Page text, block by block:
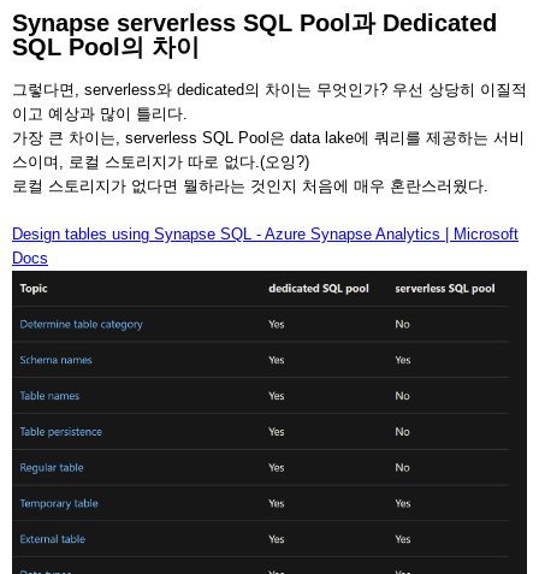
Synapse serverless SQL Pool과 Dedicated
SQL Pool의 차이
그렇다면, serverless와 dedicated의 차이는 무엇인가? 우선 상당히 이질적
이고 예상과 많이 틀리다.
가장 큰 차이는, serverless SQL Pool은 data lake에 쿼리를 제공하는 서비
스이며, 로컬 스토리지가 따로 없다.(오잉?)
로컬 스토리지가 없다면 뭘하라는 것인지 처음에 매우 혼란스러웠다.
Design tables using Synapse SQL - Azure Synapse Analytics | Microsoft
Docs